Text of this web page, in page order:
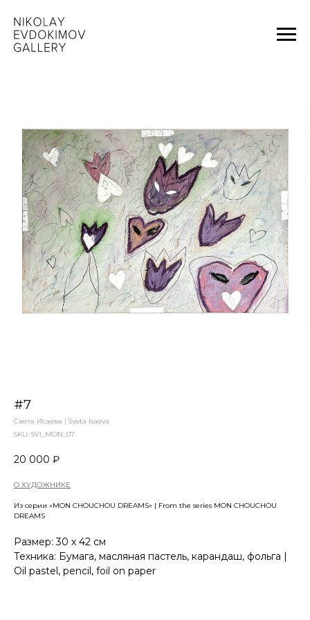
#7
Света Исаева | Sveta Isaeva
SKU: SVI_MON_07
20 000 ₽
О ХУДОЖНИКЕ
Из серии «MON CHOUCHOU DREAMS» | From the series MON CHOUCHOU
DREAMS
Размер: 30 х 42 см
Техника: Бумага, масляная пастель, карандаш, фольга |
Oil pastel, pencil, foil on paper